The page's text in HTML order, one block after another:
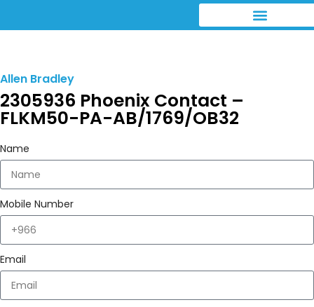
Allen Bradley
2305936 Phoenix Contact –
FLKM50-PA-AB/1769/OB32
Name
Mobile Number
Email